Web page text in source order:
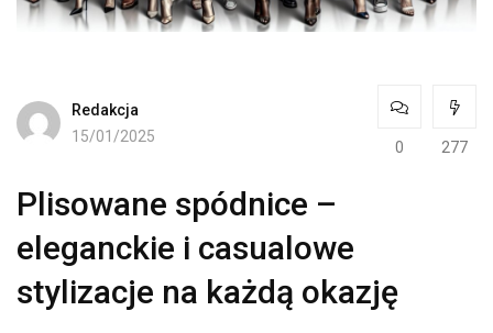
Redakcja
15/01/2025
0 277
Plisowane spódnice –
eleganckie i casualowe
stylizacje na każdą okazję